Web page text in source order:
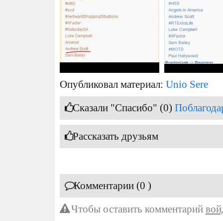
Опубликовал материал: Unio Sere
Сказали "Спасибо" (0)
Рассказать друзьям
Комментарии (0 )
Чтобы оставить комментарий